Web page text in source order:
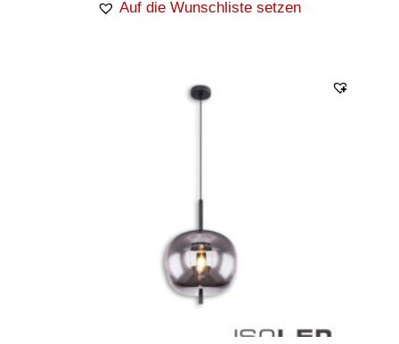
Auf die Wunschliste setzen